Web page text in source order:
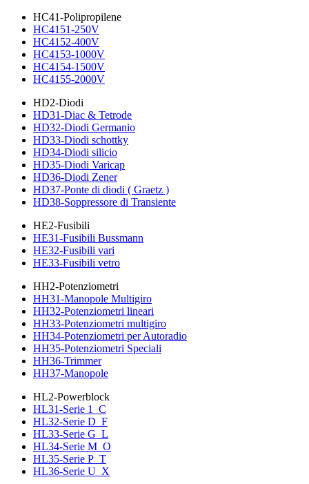
HC41-Polipropilene
HC4151-250V
HC4152-400V
HC4153-1000V
HC4154-1500V
HC4155-2000V
HD2-Diodi
HD31-Diac & Tetrode
HD32-Diodi Germanio
HD33-Diodi schottky
HD34-Diodi silicio
HD35-Diodi Varicap
HD36-Diodi Zener
HD37-Ponte di diodi ( Graetz )
HD38-Soppressore di Transiente
HE2-Fusibili
HE31-Fusibili Bussmann
HE32-Fusibili vari
HE33-Fusibili vetro
HH2-Potenziometri
HH31-Manopole Multigiro
HH32-Potenziometri lineari
HH33-Potenziometri multigiro
HH34-Potenziometri per Autoradio
HH35-Potenziometri Speciali
HH36-Trimmer
HH37-Manopole
HL2-Powerblock
HL31-Serie 1_C
HL32-Serie D_F
HL33-Serie G_L
HL34-Serie M_O
HL35-Serie P_T
HL36-Serie U_X